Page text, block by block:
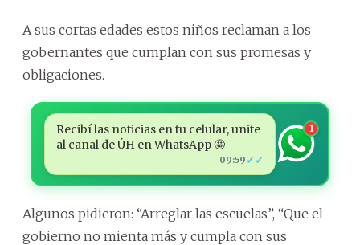
A sus cortas edades estos niños reclaman a los
gobernantes que cumplan con sus promesas y
obligaciones.
Recibí las noticias en tu celular, unite
al canal de ÚH en WhatsApp 🤩
09:59 ✓✓
1
Algunos pidieron: “Arreglar las escuelas”, “Que el
gobierno no mienta más y cumpla con sus